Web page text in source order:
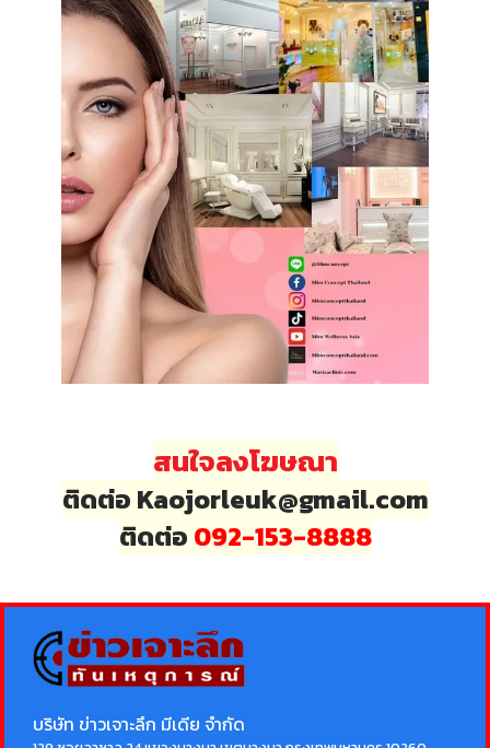
สนใจลงโฆษณา
ติดต่อ Kaojorleuk@gmail.com
ติดต่อ 092-153-8888
บริษัท ข่าวเจาะลึก มีเดีย จำกัด